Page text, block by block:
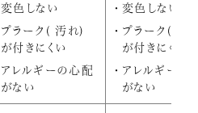
変色しない
プラーク( 汚れ)
が付きにくい
アレルギーの心配
がない
変色しない
プラーク( 汚
が付きにくい
アレルギーの
がない